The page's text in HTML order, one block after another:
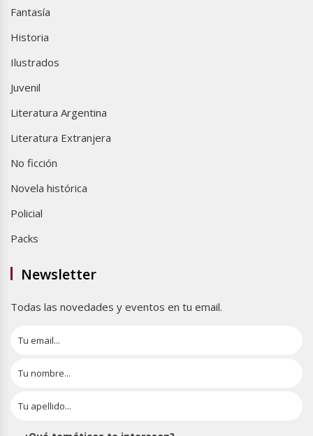
Fantasía
Historia
Ilustrados
Juvenil
Literatura Argentina
Literatura Extranjera
No ficción
Novela histórica
Policial
Packs
Newsletter
Todas las novedades y eventos en tu email.